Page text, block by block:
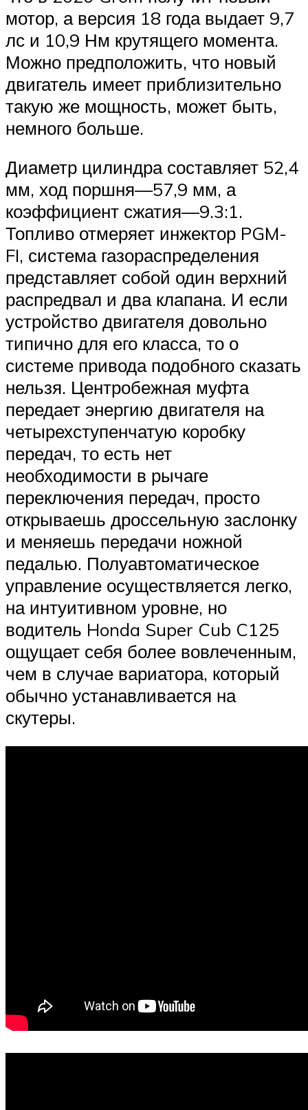
мотор, а версия 18 года выдает 9,7
лс и 10,9 Нм крутящего момента.
Можно предположить, что новый
двигатель имеет приблизительно
такую же мощность, может быть,
немного больше.
Диаметр цилиндра составляет 52,4
мм, ход поршня—57,9 мм, а
коэффициент сжатия—9.3:1.
Топливо отмеряет инжектор PGM-
FI, система газораспределения
представляет собой один верхний
распредвал и два клапана. И если
устройство двигателя довольно
типично для его класса, то о
системе привода подобного сказать
нельзя. Центробежная муфта
передает энергию двигателя на
четырехступенчатую коробку
передач, то есть нет
необходимости в рычаге
переключения передач, просто
открываешь дроссельную заслонку
и меняешь передачи ножной
педалью. Полуавтоматическое
управление осуществляется легко,
на интуитивном уровне, но
водитель Honda Super Cub C125
ощущает себя более вовлеченным,
чем в случае вариатора, который
обычно устанавливается на
скутеры.